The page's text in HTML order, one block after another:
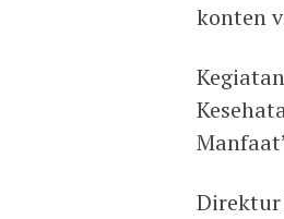
konten
Direktur